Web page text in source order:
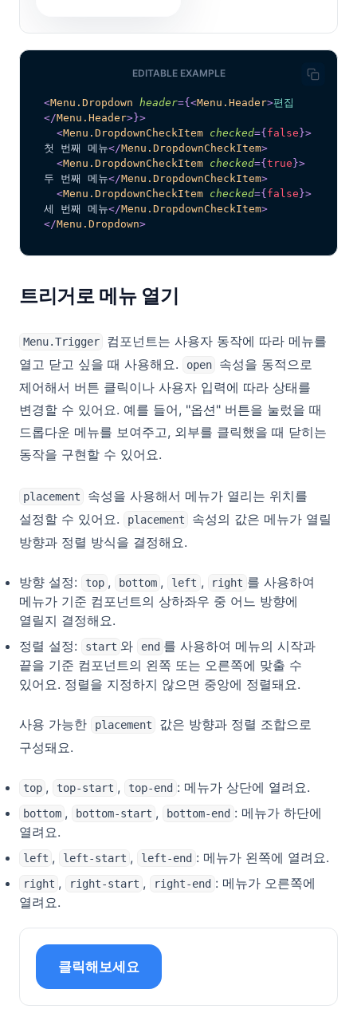
EDITABLE EXAMPLE
<Menu.Dropdown header={ <Menu.Header>편집
</Menu.Header> }>
<Menu.DropdownCheckItem checked={ false }>
첫 번째 메뉴</Menu.DropdownCheckItem>
<Menu.DropdownCheckItem checked={ true }>
두 번째 메뉴</Menu.DropdownCheckItem>
<Menu.DropdownCheckItem checked={ false }>
세 번째 메뉴</Menu.DropdownCheckItem>
</Menu.Dropdown>
트리거로 메뉴 열기
Menu.Trigger
컴포넌트는 사용자 동작에 따라 메뉴를
열고 닫고 싶을 때 사용해요.
open
속성을 동적으로
제어해서 버튼 클릭이나 사용자 입력에 따라 상태를
변경할 수 있어요. 예를 들어, "옵션" 버튼을 눌렀을 때
드롭다운 메뉴를 보여주고, 외부를 클릭했을 때 닫히는
동작을 구현할 수 있어요.
placement
속성을 사용해서 메뉴가 열리는 위치를
설정할 수 있어요.
placement
속성의 값은 메뉴가 열릴
방향과 정렬 방식을 결정해요.
방향 설정: top , bottom , left , right 를 사용하여
메뉴가 기준 컴포넌트의 상하좌우 중 어느 방향에
열릴지 결정해요.
정렬 설정:
start 와 end 를 사용하여 메뉴의 시작과
끝을 기준 컴포넌트의 왼쪽 또는 오른쪽에 맞출 수
있어요. 정렬을 지정하지 않으면 중앙에 정렬돼요.
사용 가능한 placement
값은 방향과 정렬 조합으로
구성돼요.
top , top-start , top-end : 메뉴가 상단에 열려요.
bottom , bottom-start , bottom-end : 메뉴가 하단에
열려요.
left , left-start , left-end : 메뉴가 왼쪽에 열려요.
right , right-start , right-end : 메뉴가 오른쪽에
열려요.
클릭해보세요